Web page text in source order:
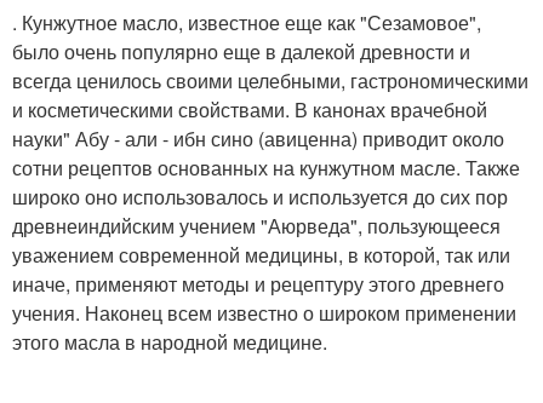
. Кунжутное масло, известное еще как "Сезамовое",
было очень популярно еще в далекой древности и
всегда ценилось своими целебными, гастрономическими
и косметическими свойствами. В канонах врачебной
науки" Абу - али - ибн сино (авиценна) приводит около
сотни рецептов основанных на кунжутном масле. Также
широко оно использовалось и используется до сих пор
древнеиндийским учением "Аюрведа", пользующееся
уважением современной медицины, в которой, так или
иначе, применяют методы и рецептуру этого древнего
учения. Наконец всем известно о широком применении
этого масла в народной медицине.